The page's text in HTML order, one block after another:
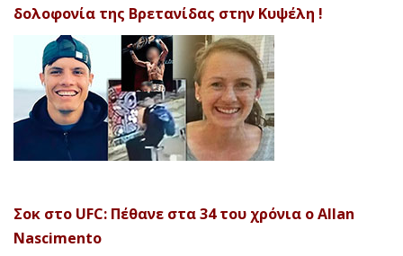
δολοφονία της Βρετανίδας στην Κυψέλη !
Σοκ στο UFC: Πέθανε στα 34 του χρόνια ο Allan
Nascimento